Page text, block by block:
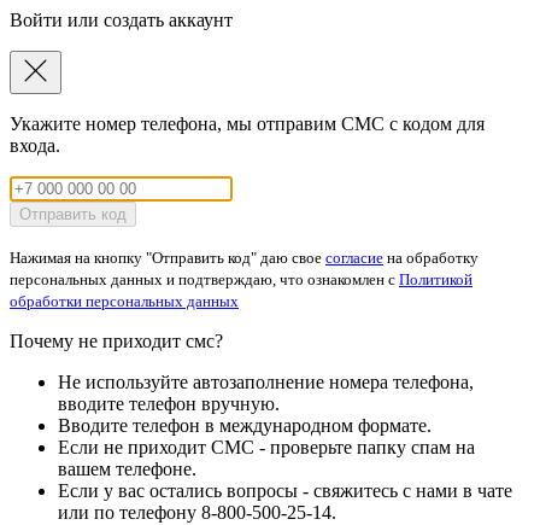
Войти или создать аккаунт
Укажите номер телефона, мы отправим СМС с кодом для
входа.
Отправить код
Нажимая на кнопку "Отправить код" даю свое согласие на обработку
персональных данных и подтверждаю, что ознакомлен с Политикой
обработки персональных данных
Почему не приходит смс?
Не используйте автозаполнение номера телефона,
вводите телефон вручную.
Вводите телефон в международном формате.
Если не приходит СМС - проверьте папку спам на
вашем телефоне.
Если у вас остались вопросы - свяжитесь с нами в чате
или по телефону 8-800-500-25-14.